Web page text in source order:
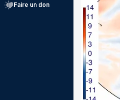
Faire un don